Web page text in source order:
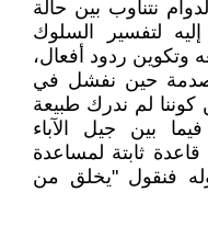
نتناوب بين حالة
لتفسير السلوك
وتكوين ردود أفعال،
حين نفشل في
لم ندرك طبيعة
بين جيل الآباء
قاعدة ثابتة لمساعدة
فنقول "يخلق من